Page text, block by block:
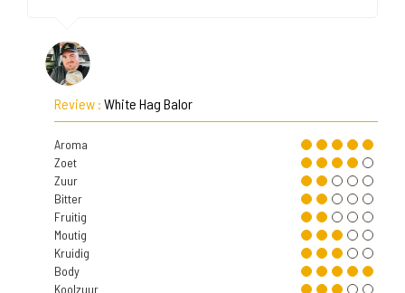
Review : White Hag Balor
Aroma
Zoet
Zuur
Bitter
Fruitig
Moutig
Kruidig
Body
Koolzuur